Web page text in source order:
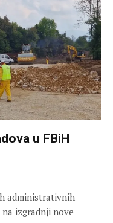
u FBiH
administrativnih
izgradnji nove